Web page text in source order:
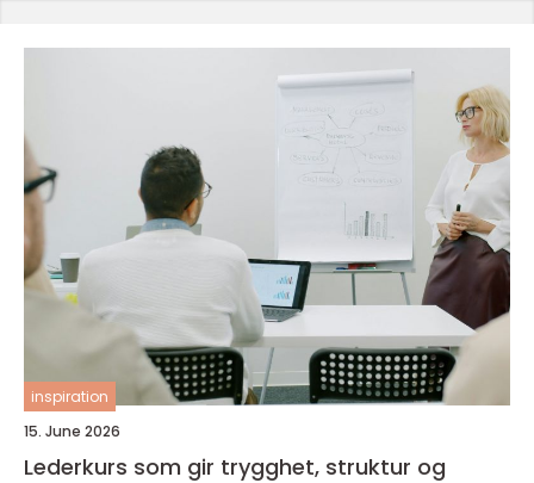
inspiration
15. June 2026
Lederkurs som gir trygghet, struktur og